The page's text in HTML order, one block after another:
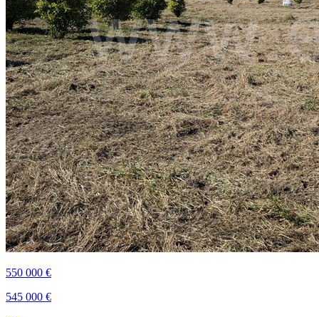
550 000 €
545 000 €